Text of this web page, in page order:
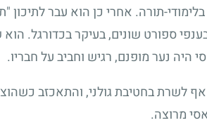
תורה. אחרי כן הוא עבר
ספורט שונים, בעיקר בכדורגל.
היה נער מופנם, רגיש וחביב על חבריו.
לשרת בחטיבת גולני, והתאכזב
מרוצה.